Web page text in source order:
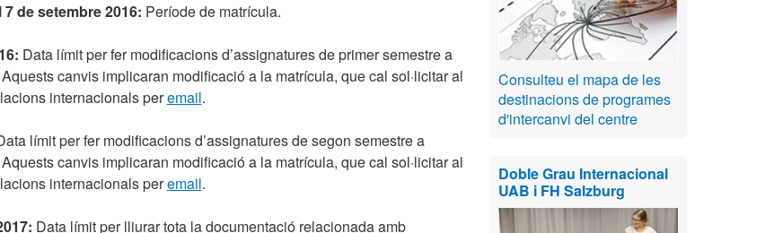
de setembre 2016: Període de matrícula.
Data límit per fer modificacions d’assignatures de primer semestre a
Aquests canvis implicaran modificació a la matrícula, que cal sol·licitar al
internacionals peremail.
límit per fer modificacions d’assignatures de segon semestre a
Aquests canvis implicaran modificació a la matrícula, que cal sol·licitar al
internacionals peremail.
Data límit per lliurar tota la documentació relacionada amb
Consulteu el mapa de les
destinacions de programes
d'intercanvi del centre
Doble Grau Internacional
UAB i FH Salzburg